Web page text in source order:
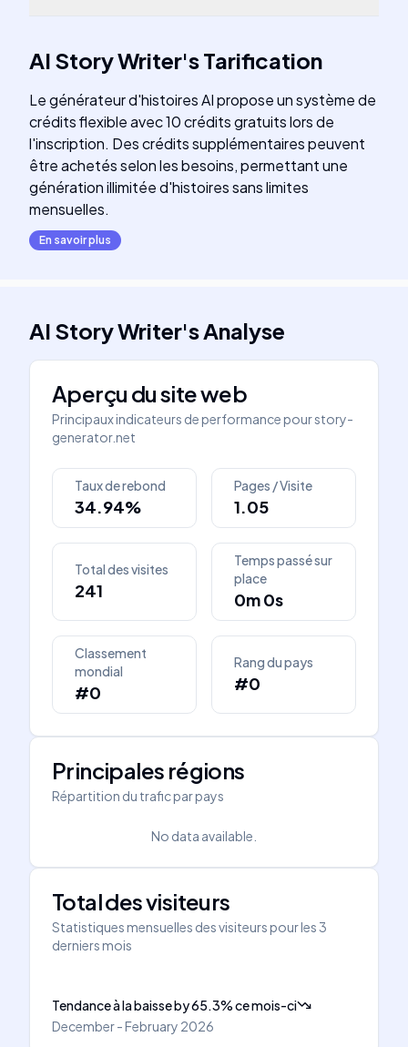
AI Story Writer'sTarification
Le générateur d'histoires AI propose un système de
crédits flexible avec 10 crédits gratuits lors de
l'inscription. Des crédits supplémentaires peuvent
être achetés selon les besoins, permettant une
génération illimitée d'histoires sans limites
mensuelles.
En savoir plus
AI Story Writer'sAnalyse
Aperçu du site web
Principaux indicateurs de performance pourstory-
generator.net
Taux de rebond
34.94%
Pages / Visite
1.05
Total des visites
241
Temps passé sur
place
0m 0s
Classement
mondial
#0
Rang du pays
#0
Principales régions
Répartition du trafic par pays
No data available.
Total des visiteurs
Statistiques mensuelles des visiteurs pour les 3
derniers mois
Tendance à la baisseby65.3%ce mois-ci
December - February 2026